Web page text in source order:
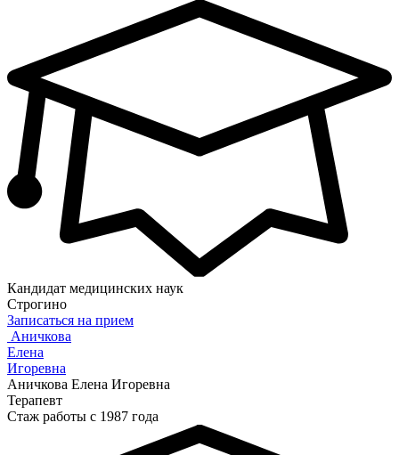
Кандидат медицинских наук
Строгино
Записаться на прием
Аничкова
Елена
Игоревна
Аничкова Елена Игоревна
Терапевт
Стаж работы с 1987 года